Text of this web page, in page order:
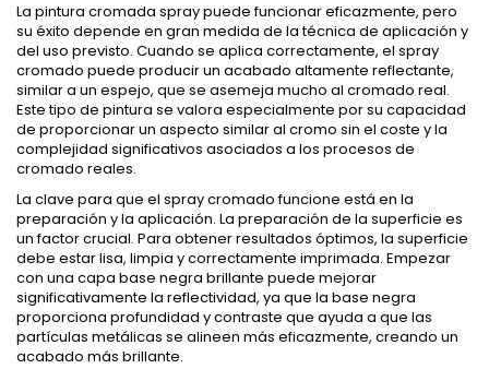
La pintura cromada spray puede funcionar eficazmente, pero
su éxito depende en gran medida de la técnica de aplicación y
del uso previsto. Cuando se aplica correctamente, el spray
cromado puede producir un acabado altamente reflectante,
similar a un espejo, que se asemeja mucho al cromado real.
Este tipo de pintura se valora especialmente por su capacidad
de proporcionar un aspecto similar al cromo sin el coste y la
complejidad significativos asociados a los procesos de
cromado reales.
La clave para que el spray cromado funcione está en la
preparación y la aplicación. La preparación de la superficie es
un factor crucial. Para obtener resultados óptimos, la superficie
debe estar lisa, limpia y correctamente imprimada. Empezar
con una capa base negra brillante puede mejorar
significativamente la reflectividad, ya que la base negra
proporciona profundidad y contraste que ayuda a que las
partículas metálicas se alineen más eficazmente, creando un
acabado más brillante.